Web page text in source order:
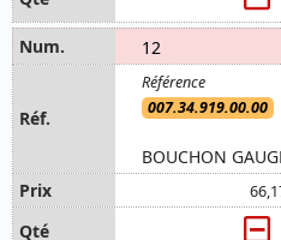
12
007.34.919.00.00
BOUCHON